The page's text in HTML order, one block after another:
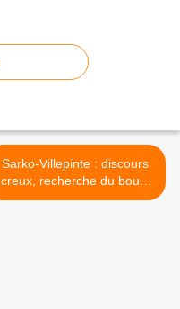
Sarko-Villepinte : discours
creux, recherche du bouc-
émissaire et division des